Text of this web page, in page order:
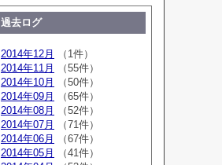
過去ログ
2014年12月
（1件）
2014年11月
（55件）
2014年10月
（50件）
2014年09月
（65件）
2014年08月
（52件）
2014年07月
（71件）
2014年06月
（67件）
2014年05月
（41件）